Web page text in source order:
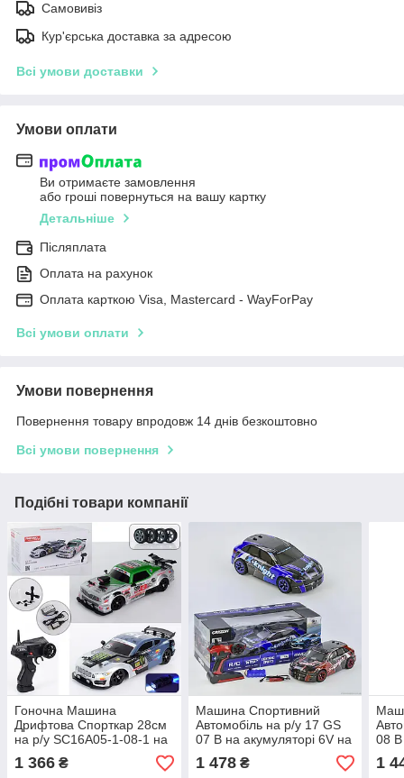
Самовивіз
Кур'єрська доставка за адресою
Всі умови доставки
Умови оплати
Ви отримаєте замовлення
або гроші повернуться на вашу картку
Детальніше
Післяплата
Оплата на рахунок
Оплата карткою Visa, Mastercard - WayForPay
Всі умови оплати
Умови повернення
Повернення товару впродовж 14 днів безкоштовно
Всі умови повернення
Подібні товари компанії
Гоночна Машина
Дрифтова Спорткар 28см
на р/у SC16A05-1-08-1 на
акумуляторі / на
радіокеруванні / 2 види
1 366 ₴
Машина Спортивний
Автомобіль на р/у 17 GS
07 B на акумуляторі 6V на
радіокеруванні
1 478₴
08
1